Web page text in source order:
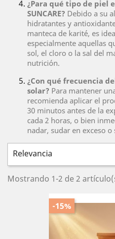
¿Para qué tipo de piel
SUNCARE? Debido a su
hidratantes y
manteca de karité, es
especialmente aquellas
sol, el cloro o la sal del
nutrición.
¿Con qué frecuencia
solar? Para mantener
recomienda aplicar el
30 minutos antes de la
cada 2 horas, o bien
nadar, sudar en exceso o
Relevancia
Mostrando 1-2 de 2
-15%